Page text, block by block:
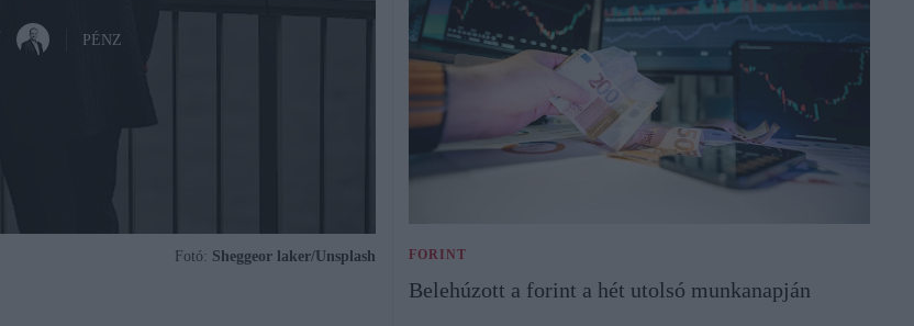
PÉNZ
Fotó: Sheggeor laker/Unsplash FORINT
Belehúzott a forint a hét utolsó munkanapján